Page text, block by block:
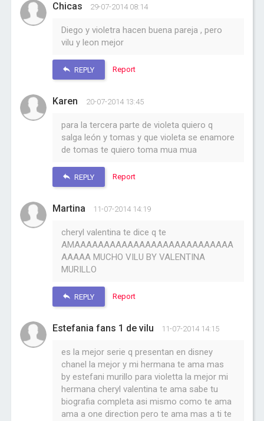
Chicas 29-07-2014 08:14
Diego y violetra hacen buena pareja , pero
vilu y leon mejor
REPLY Report
Karen 20-07-2014 13:45
para la tercera parte de violeta quiero q
salga león y tomas y que violeta se enamore
de tomas te quiero toma mua mua
REPLY Report
Martina 11-07-2014 14:19
cheryl valentina te dice q te
AMAAAAAAAAAAAAAAAAAAAAAAAAAAA
AAAAA MUCHO VILU BY VALENTINA
MURILLO
REPLY Report
Estefania fans 1 de vilu 11-07-2014 14:15
es la mejor serie q presentan en disney
chanel la mejor y mi hermana te ama mas
by estefani murillo para violetta la mejor mi
hermana cheryl valentina te ama sabe tu
biografia completa asi mismo como te ama
ama a one direction pero te ama mas a ti te